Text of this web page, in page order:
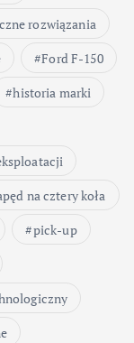
rozwiązania
Ford F-150
historia marki
na cztery koła
pick-up